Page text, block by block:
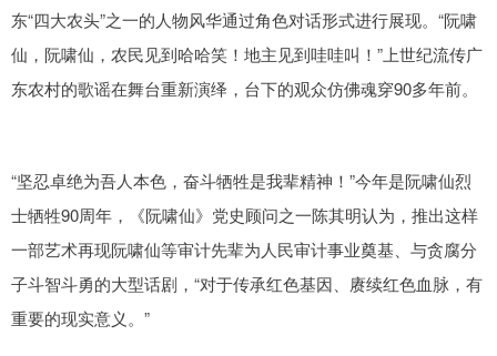
东“四大农头”之一的人物风华通过角色对话形式进行展现。“阮啸
仙，阮啸仙，农民见到哈哈笑！地主见到哇哇叫！”上世纪流传广
东农村的歌谣在舞台重新演绎，台下的观众仿佛魂穿90多年前。
“坚忍卓绝为吾人本色，奋斗牺牲是我辈精神！”今年是阮啸仙烈
士牺牲90周年，《阮啸仙》党史顾问之一陈其明认为，推出这样
一部艺术再现阮啸仙等审计先辈为人民审计事业奠基、与贪腐分
子斗智斗勇的大型话剧，“对于传承红色基因、赓续红色血脉，有
重要的现实意义。”